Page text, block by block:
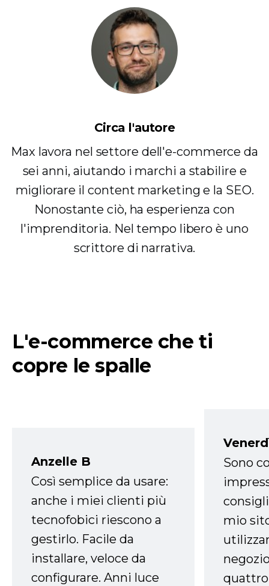
Circa l'autore
Max lavora nel settore dell'e-commerce da
sei anni, aiutando i marchi a stabilire e
migliorare il content marketing e la SEO.
Nonostante ciò, ha esperienza con
l'imprenditoria. Nel tempo libero è uno
scrittore di narrativa.
L'e-commerce che ti
copre le spalle
Anzelle B
Così semplice da usare:
anche i miei clienti più
tecnofobici riescono a
gestirlo. Facile da
installare, veloce da
configurare. Anni luce
Sono
mio